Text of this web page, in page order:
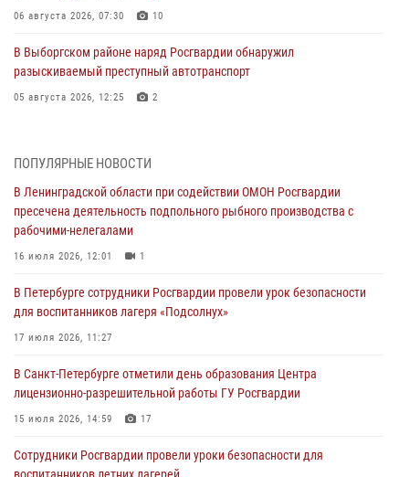
06 августа 2026, 07:30 10
В Выборгском районе наряд Росгвардии обнаружил
разыскиваемый преступный автотранспорт
05 августа 2026, 12:25 2
Ленобласти
04 августа 2026, 14:05
В Зеленогорске сотрудники Росгвардии, став очевидцами
серьезного ДТП, вызвали на место происшествия спасателей, а
03 августа 2026, 14:15 3 1
Росгвардейцы приняли участие в Большом семейном фестивале
В Ленинградской области сотрудники Росгвардии обнаружили
пропавшего мальчика с нарушением слуха и помогли ему вернуться
03 августа 2026, 11:51
ПОПУЛЯРНЫЕ НОВОСТИ
В Ленинградской области при содействии ОМОН Росгвардии
пресечена деятельность подпольного рыбного производства с
рабочими-нелегалами
16 июля 2026, 12:01 1
В Петербурге сотрудники Росгвардии провели урок безопасности
для воспитанников лагеря «Подсолнух»
17 июля 2026, 11:27
В Санкт-Петербурге отметили день образования Центра
лицензионно-разрешительной работы ГУ Росгвардии
15 июля 2026, 14:59 17
Сотрудники Росгвардии провели уроки безопасности для
воспитанников летних лагерей